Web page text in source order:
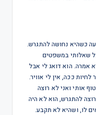
כשהיא נחושה להתגרש.
שאלותי במשפטים
אמרה. הוא דואג לי אבל
ככה, אין לי אוויר.
אותי ואני לא רוצה
להתגרש, הוא לא היה
לו, ושהיא לא תקבע.